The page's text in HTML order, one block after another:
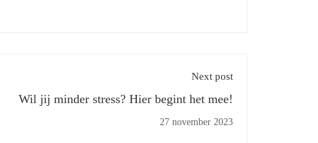
Next post
Wil jij minder stress? Hier begint het mee!
27 november 2023